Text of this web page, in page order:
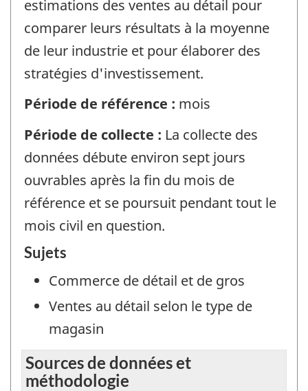
estimations des ventes au détail pour
comparer leurs résultats à la moyenne
de leur industrie et pour élaborer des
stratégies d'investissement.
Période de référence : mois
Période de collecte : La collecte des
données débute environ sept jours
ouvrables après la fin du mois de
référence et se poursuit pendant tout le
mois civil en question.
Sujets
Commerce de détail et de gros
Ventes au détail selon le type de
magasin
Sources de données et
méthodologie